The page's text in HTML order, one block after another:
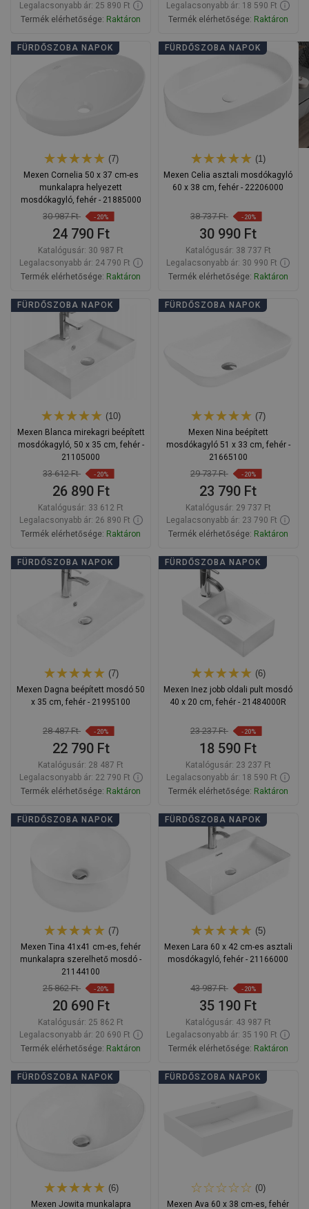
Legalacsonyabb ár: 25 890 Ft
Termék elérhetősége: Raktáron
Kosárba
Legalacsonyabb ár: 18 590 Ft
Termék elérhetősége: Raktáron
Kosárba
FÜRDŐSZOBA NAPOK
(7)
Mexen Cornelia 50 x 37 cm-es
munkalapra helyezett
mosdókagyló, fehér - 21885000
30 987 Ft -20%
24 790 Ft
Katalógusár: 30 987 Ft
Legalacsonyabb ár: 24 790 Ft
Termék elérhetősége: Raktáron
Kosárba
Hasonlítsa
össze
FÜRDŐSZOBA NAPOK
(1)
Mexen Celia asztali mosdókagyló
60 x 38 cm, fehér - 22206000
38 737 Ft -20%
30 990 Ft
Katalógusár: 38 737 Ft
Legalacsonyabb ár: 30 990 Ft
Termék elérhetősége: Raktáron
Kosárba
FÜRDŐSZOBA NAPOK
(10)
Mexen Blanca mirekagri beépített
mosdókagyló, 50 x 35 cm, fehér -
21105000
33 612 Ft -20%
26 890 Ft
Katalógusár: 33 612 Ft
Legalacsonyabb ár: 26 890 Ft
Termék elérhetősége: Raktáron
Kosárba
Hasonlítsa
össze
FÜRDŐSZOBA NAPOK
(7)
Mexen Nina beépített
mosdókagyló 51 x 33 cm, fehér -
21665100
29 737 Ft -20%
23 790 Ft
Katalógusár: 29 737 Ft
Legalacsonyabb ár: 23 790 Ft
Termék elérhetősége: Raktáron
Kosárba
Hasonlítsa
össze
FÜRDŐSZOBA NAPOK
(7)
Mexen Dagna beépített mosdó 50
x 35 cm, fehér - 21995100
28 487 Ft -20%
22 790 Ft
Katalógusár: 28 487 Ft
Legalacsonyabb ár: 22 790 Ft
Termék elérhetősége: Raktáron
Kosárba
FÜRDŐSZOBA NAPOK
(6)
Mexen Inez jobb oldali pult mosdó
40 x 20 cm, fehér - 21484000R
23 237 Ft -20%
18 590 Ft
Katalógusár: 23 237 Ft
Legalacsonyabb ár: 18 590 Ft
Termék elérhetősége: Raktáron
Kosárba
Hasonlítsa
össze
FÜRDŐSZOBA NAPOK
(7)
Mexen Tina 41x41 cm-es, fehér
munkalapra szerelhető mosdó -
21144100
25 862 Ft -20%
20 690 Ft
Katalógusár: 25 862 Ft
Legalacsonyabb ár: 20 690 Ft
Termék elérhetősége: Raktáron
Kosárba
FÜRDŐSZOBA NAPOK
(5)
Mexen Lara 60 x 42 cm-es asztali
mosdókagyló, fehér - 21166000
43 987 Ft -20%
35 190 Ft
Katalógusár: 43 987 Ft
Legalacsonyabb ár: 35 190 Ft
Termék elérhetősége: Raktáron
Kosárba
FÜRDŐSZOBA NAPOK
(6)
Mexen Jowita munkalapra
FÜRDŐSZOBA NAPOK
(0)
Mexen Ava 60 x 38 cm-es, fehér